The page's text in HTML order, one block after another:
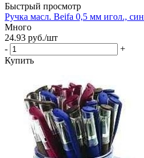
Быстрый просмотр
Ручка масл. Beifa 0,5 мм игол.,
Много
24.93 руб./шт
-
+
Купить